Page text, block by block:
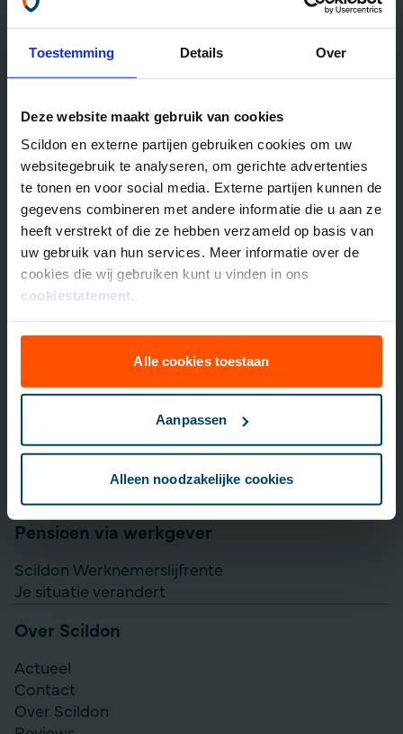
Toestemming Details Over
Deze website maakt gebruik van cookies
Scildon en externe partijen gebruiken cookies om uw
websitegebruik te analyseren, om gerichte advertenties
te tonen en voor social media. Externe partijen kunnen de
gegevens combineren met andere informatie die u aan ze
heeft verstrekt of die ze hebben verzameld op basis van
uw gebruik van hun services. Meer informatie over de
cookies die wij gebruiken kunt u vinden in ons
cookiestatement.
Alle cookies toestaan
Aanpassen
Alleen noodzakelijke cookies
Scildon Lifestyle ORV
Lifestyle Hypotheek ORV
Lifestyle Stoppen met Roken ORV
Scildon Huur ORV
Scildon Compagnonsverzekering
Beleggen
Vergelijk beleggingsfondsen
Lijfrente opbouwen
Particulier Pensioen Plan
Scildon Easy B
Direct Ingaande Lijfrente
Pensioen via werkgever
Scildon Werknemerslijfrente
Je situatie verandert
Over Scildon
Actueel
Contact
Over Scildon